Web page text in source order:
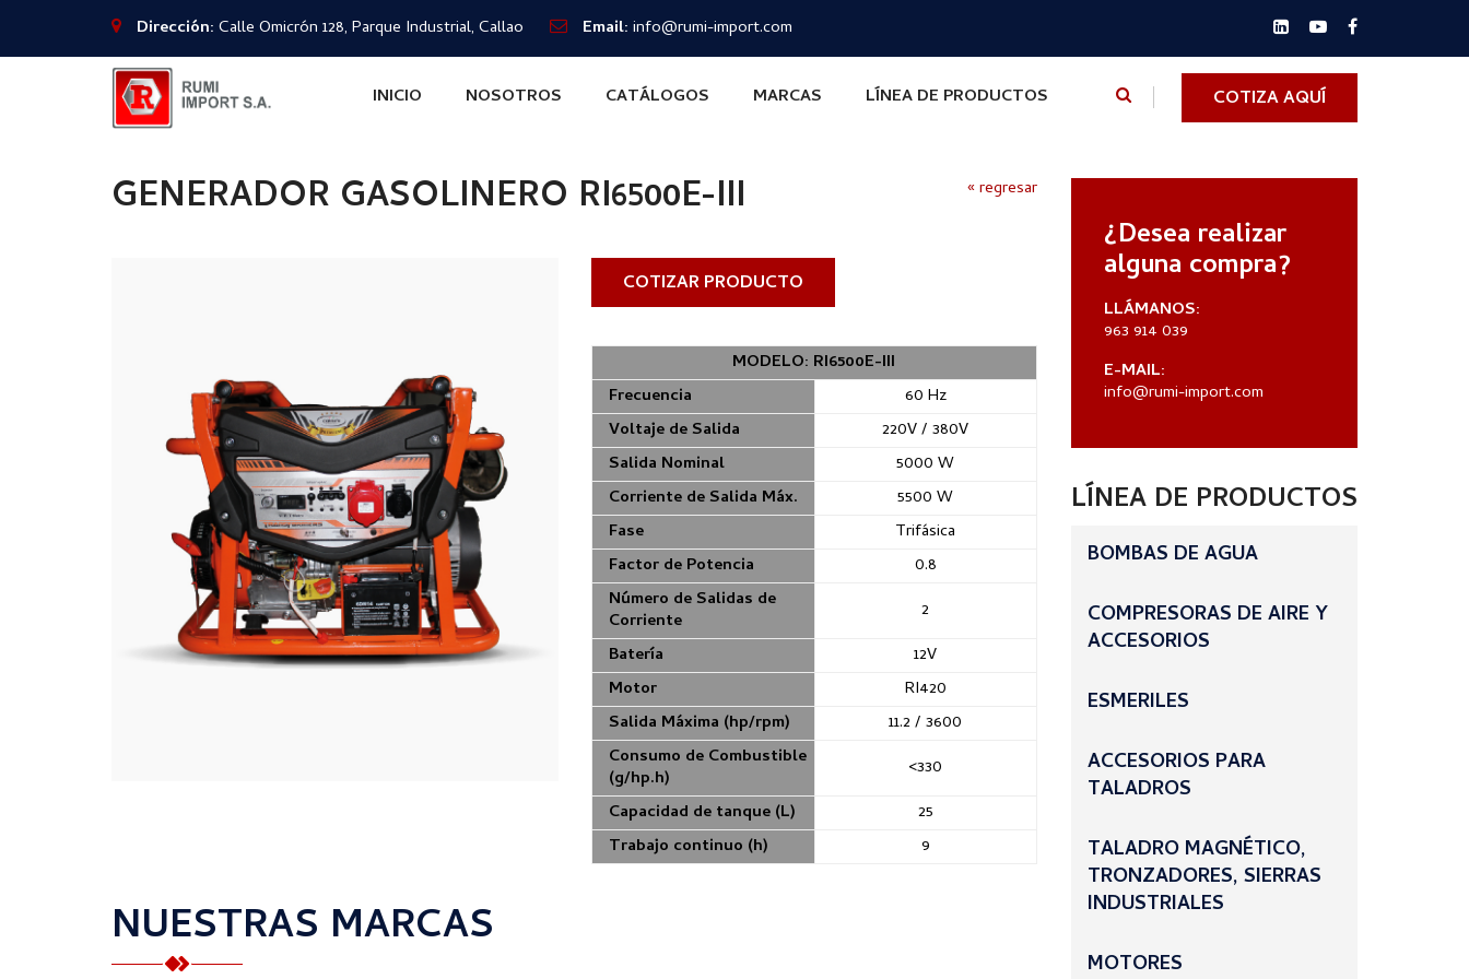
Dirección: Calle Omicrón 128, Parque Industrial, Callao Email: info@rumi-import.com
INICIO NOSOTROS CATÁLOGOS MARCAS LÍNEA DE PRODUCTOS COTIZA AQUÍ
GENERADOR GASOLINERO RI6500E-III « regresar
COTIZAR PRODUCTO
MODELO: RI6500E-III
Frecuencia
60 Hz
Voltaje de Salida
220V / 380V
Salida Nominal
5000 W
Corriente de Salida Máx.
5500 W
Fase
Trifásica
Factor de Potencia
0.8
Número de Salidas de
Corriente
2
Batería
12V
Motor
RI420
Salida Máxima (hp/rpm)
11.2 / 3600
Consumo de Combustible
(g/hp.h)
<330
Capacidad de tanque (L)
25
Trabajo continuo (h)
9
NUESTRAS MARCAS
¿Desea realizar
alguna compra?
LLÁMANOS:
963 914 039
E-MAIL:
info@rumi-import.com
LÍNEA DE PRODUCTOS
BOMBAS DE AGUA
COMPRESORAS DE AIRE Y
ACCESORIOS
ESMERILES
ACCESORIOS PARA
TALADROS
TALADRO MAGNÉTICO,
TRONZADORES, SIERRAS
INDUSTRIALES
MOTORES